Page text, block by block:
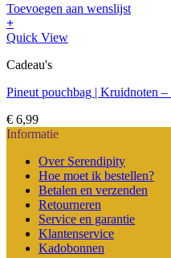
Toevoegen aan wenslijst
+
Quick View
Cadeau's
Pineut pouchbag | Kruidnoten
€ 6,99
Informatie
Over Serendipity
Hoe moet ik bestellen?
Betalen en verzenden
Retourneren
Service en garantie
Klantenservice
Kadobonnen